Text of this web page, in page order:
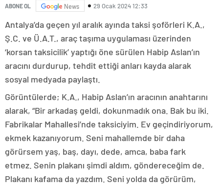
ABONE OL News 29 Ocak 2024 12:33
Antalya’da geçen yıl aralık ayında taksi şoförleri K.A.,
Ş.C. ve Ü.A.T., araç taşıma uygulaması üzerinden
‘korsan taksicilik’ yaptığı öne sürülen Habip Aslan’ın
aracını durdurup, tehdit ettiği anları kayda alarak
sosyal medyada paylaştı.
Görüntülerde; K.A., Habip Aslan’ın aracının anahtarını
alarak, “Bir arkadaş geldi, dokunmadık ona. Bak bu iki.
Fabrikalar Mahallesi’nde taksiciyim. Ev geçindiriyorum,
ekmek kazanıyorum. Seni mahallemde bir daha
görürsem yaş, baş, dayı, dede, amca, baba fark
etmez. Senin plakanı şimdi aldım, göndereceğim de.
Plakanı kafama da yazdım. Seni yolda da görürüm,